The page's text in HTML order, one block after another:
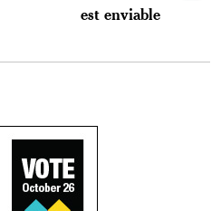
est enviable